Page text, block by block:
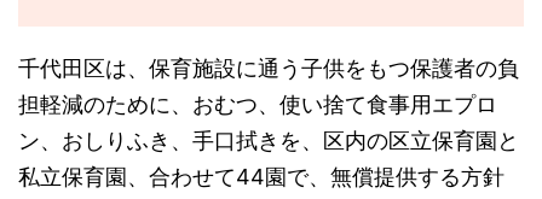
千代田区は、保育施設に通う子供をもつ保護者の負
担軽減のために、おむつ、使い捨て食事用エプロ
ン、おしりふき、手口拭きを、区内の区立保育園と
私立保育園、合わせて44園で、無償提供する方針